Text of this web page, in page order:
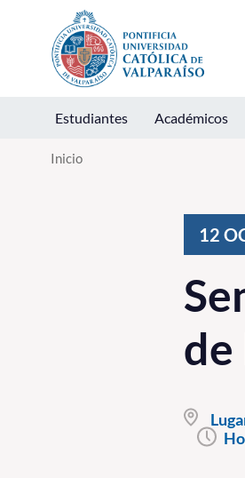
Click acá para ir directamente al
Estudiantes Académicos
Inicio
12